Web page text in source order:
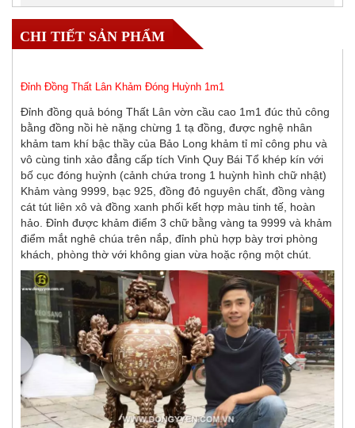
CHI TIẾT SẢN PHẨM
Đỉnh Đồng Thất Lân Khảm Đóng Huỳnh 1m1
Đỉnh đồng quả bóng Thất Lân vờn cầu cao 1m1 đúc thủ công
bằng đồng nồi hè nặng chừng 1 tạ đồng, được nghệ nhân
khảm tam khí bậc thầy của Bảo Long khảm tỉ mỉ công phu và
vô cùng tinh xảo đẳng cấp tích Vinh Quy Bái Tổ khép kín với
bố cục đóng huỳnh (cảnh chứa trong 1 huỳnh hình chữ nhật)
Khảm vàng 9999, bạc 925, đồng đỏ nguyên chất, đồng vàng
cát tút liên xô và đồng xanh phối kết hợp màu tinh tế, hoàn
hảo. Đỉnh được khảm điểm 3 chữ bằng vàng ta 9999 và khảm
điểm mắt nghê chúa trên nắp, đỉnh phù hợp bày trơi phòng
khách, phòng thờ với không gian vừa hoặc rộng một chút.